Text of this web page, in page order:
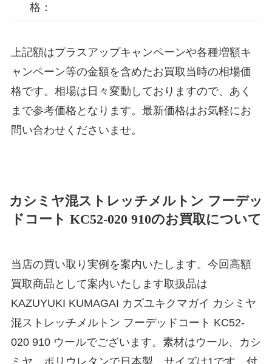
格：
上記額はプラスアップキャンペーンや各種増額キ
ャンペーン等の金額を含めたお買取当時の相場価
格です。相場は日々変動しておりますので、あく
まで参考価格となります。最新価格はお気軽にお
問い合わせくださいませ。
カシミヤ混ストレッチメルトン フーデッ
ドコート KC52-020 910のお買取について
当店の買い取り実例を案内いたします。今回高額
買取商品として案内いたします取扱品は
KAZUYUKI KUMAGAI カズユキクマガイ カシミヤ
混ストレッチメルトン フーデッドコート KC52-
020 910 ウールでございます。素材はウール、カシ